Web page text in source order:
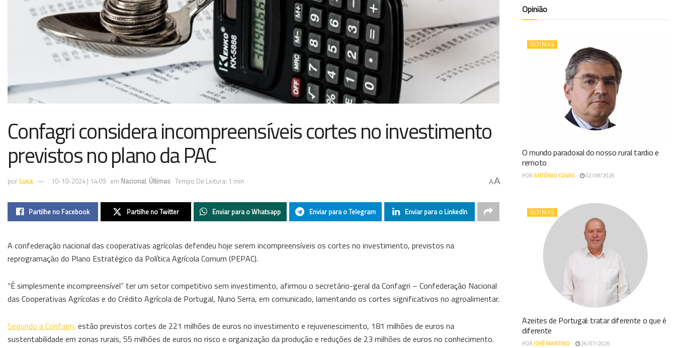
Confagri considera incompreensíveis cortes no investimento
previstos no plano da PAC
por Lusa 10-10-2024 | 14:09 em Nacional, Últimas Tempo De Leitura: 1 min AA
Partilhe no Facebook Partilhe no Twitter Enviar para o Whatsapp Enviar para o Telegram Enviar para o LinkedIn
A confederação nacional das cooperativas agrícolas defendeu hoje serem incompreensíveis os cortes no investimento, previstos na
reprogramação do Plano Estratégico da Política Agrícola Comum (PEPAC).
“É simplesmente incompreensível” ter um setor competitivo sem investimento, afirmou o secretário-geral da Confagri – Confederação Nacional
das Cooperativas Agrícolas e do Crédito Agrícola de Portugal, Nuno Serra, em comunicado, lamentando os cortes significativos no agroalimentar.
Segundo a Confagri, estão previstos cortes de 221 milhões de euros no investimento e rejuvenescimento, 181 milhões de euros na
sustentabilidade em zonas rurais, 55 milhões de euros no risco e organização da produção e reduções de 23 milhões de euros no conhecimento.
Opinião
ÚLTIMAS
O mundo paradoxal do nosso rural tardio e
remoto
PORANTÓNIO COVAS 02/08/2026
ÚLTIMAS
Azeites de Portugal: tratar diferente o que é
diferente
PORJOSÉ MARTINO 26/07/2026